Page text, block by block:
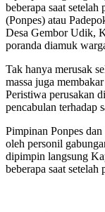
beberapa saat
(Ponpes) atau
Desa Gembor Udik,
poranda diamuk
Tak hanya merusak
massa juga
Peristiwa perusakan
pencabulan terhadap
Pimpinan Ponpes
oleh personil
dipimpin langsung
beberapa saat